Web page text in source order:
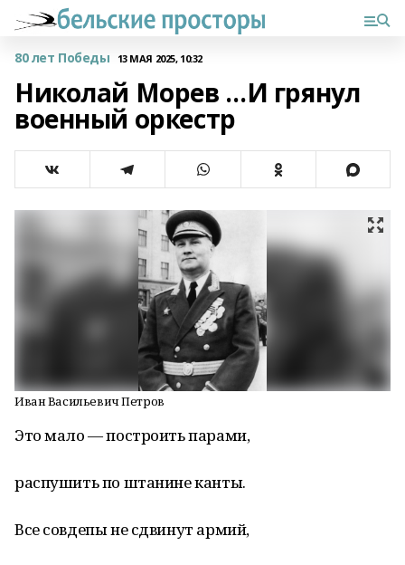
80 лет Победы 13 МАЯ 2025, 10:32
Николай Морев …И грянул
военный оркестр
Иван Васильевич Петров
Это мало — построить парами,
распушить по штанине канты.
Все совдепы не сдвинут армий,